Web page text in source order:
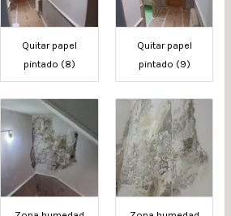
Quitar papel
pintado (8)
Quitar papel
pintado (9)